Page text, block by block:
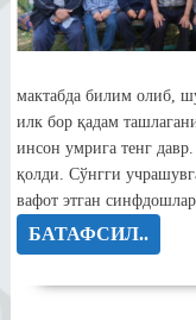
мактабда билим олиб,
илк бор қадам
инсон умрига тенг
қолди. Сўнгги
вафот этган
БАТАФСИЛ..